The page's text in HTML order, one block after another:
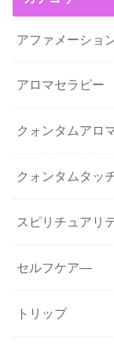
アファメーショ
アロマセラピー
クォンタムアロ
クォンタムタッ
スピリチュアリ
セルフケア―
トリップ